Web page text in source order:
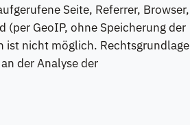
Seite, Referrer, Browser,
(per GeoIP, ohne Speicherung der
ist nicht möglich. Rechtsgrundlage
der Analyse der